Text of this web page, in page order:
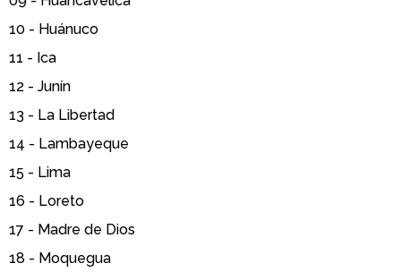
10 - Huánuco
11 - Ica
12 - Junín
13 - La Libertad
14 - Lambayeque
15 - Lima
16 - Loreto
17 - Madre de Dios
18 - Moquegua